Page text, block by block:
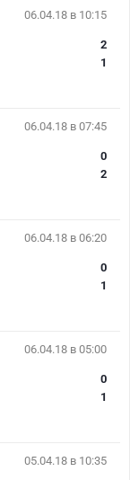
06.04.18 в 10:15
2
1
06.04.18 в 07:45
0
2
06.04.18 в 06:20
0
1
06.04.18 в 05:00
0
1
05.04.18 в 10:35